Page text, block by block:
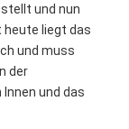
und nun
heute liegt das
und muss
der
und das